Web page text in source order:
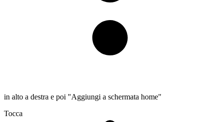
in alto a destra e poi "Aggiungi a schermata home"
Tocca